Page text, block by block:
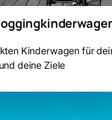
Kinderwagen für
deine Ziele